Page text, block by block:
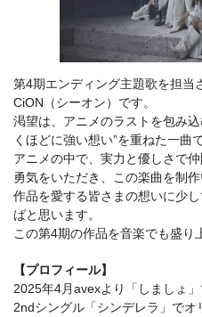
第4期エンディング主題歌を担当
CiON（シーオン）です。
渇望は、アニメのラストを包み
くほどに強い想い”を重ねた一曲で
アニメの中で、実力と優しさで
勇気をいただき、この楽曲を制作
作品を愛する皆さまの想いに少
ばと思います。
この第4期の作品を音楽でも盛り
【プロフィール】
2025年4月avexより「しましょ」
2ndシングル「シンデレラ」で